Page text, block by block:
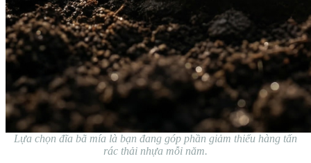
Lựa chọn đĩa bã mía là bạn đang góp phần giảm thiểu hàng tấn
rác thải nhựa mỗi năm.